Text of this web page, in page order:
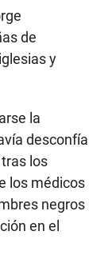
de
y
la
desconfía
los
los médicos
negros
en el